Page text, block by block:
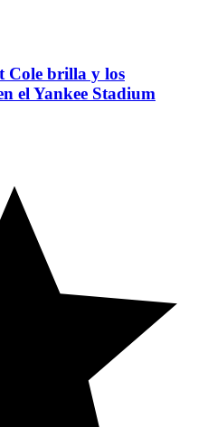
Cole brilla y los
el Yankee Stadium